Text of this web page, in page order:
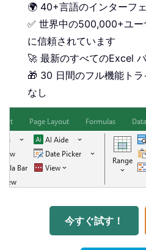
🌍 40+言語のインターフ
✅ 世界中の500,000+ユ
に信頼されています
🚀 最新のすべてのExcel
🎁 30 日間のフル機能ト
なし
今すぐ試す！